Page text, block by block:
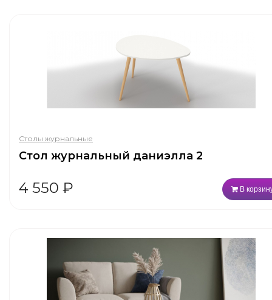
Столы журнальные
Стол журнальный даниэлла 2
4 550 ₽ В